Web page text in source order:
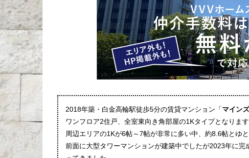
2018年築・白金高輪駅徒歩5分の賃貸マンション「マイン
ワンフロア2住戸、全室東向き角部屋の1Kタイプとなります
周辺エリアの1Kが6帖～7帖が非常に多い中、約8.6帖とゆ
前面に大型タワーマンションが建築中でしたが2023年に